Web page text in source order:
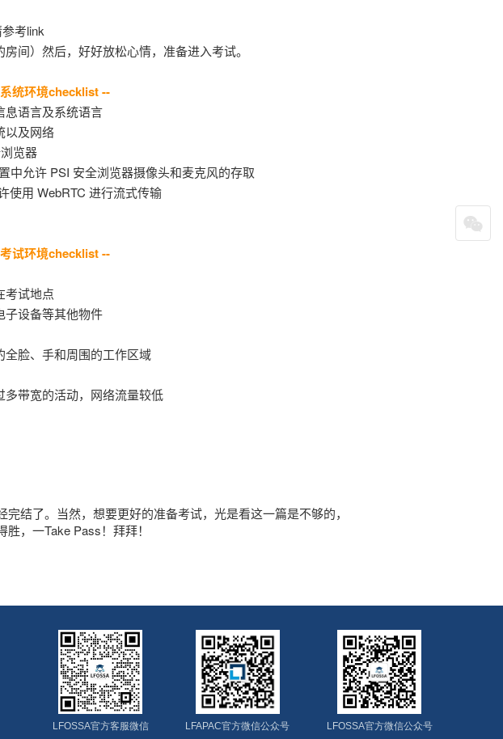
考link
房间）然后，好好放松心情，准备进入考试。
统环境checklist --
息语言及系统语言
以及网络
览器
中允许 PSI 安全浏览器摄像头和麦克风的存取
使用 WebRTC 进行流式传输
试环境checklist --
考试地点
子设备等其他物件
脸、手和周围的工作区域
带宽的活动， 网络流量较低
结了。 当然，想要更好的准备考试，光是看这一篇是不够的，
胜，一Take Pass！拜拜！
LFOSSA官方客服微信 LFAPAC官方微信公众号 LFOSSA官方微信公众号